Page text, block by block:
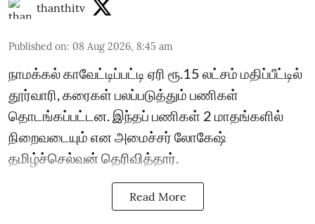
thanthitv
Published on: 08 Aug 2026, 8:45 am
நாமக்கல் காவேட்டிப்பட்டி ஏரி ரூ.15 லட்சம் மதிப்பீட்டில்
தூர்வாரி, கரைகள் பலப்படுத்தும் பணிகள்
தொடங்கப்பட்டன. இந்தப் பணிகள் 2 மாதங்களில்
நிறைவடையும் என அமைச்சர் லோகேஷ்
தமிழ்ச்செல்வன் தெரிவித்தார்.
Read More